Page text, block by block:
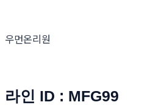
우먼온리원
라인 ID : MFG99